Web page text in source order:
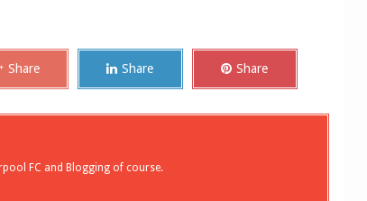
Share Share Share
FC and Blogging of course.